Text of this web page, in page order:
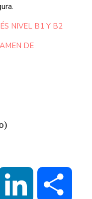
NIVEL B1 Y B2
DE
LinkedIn